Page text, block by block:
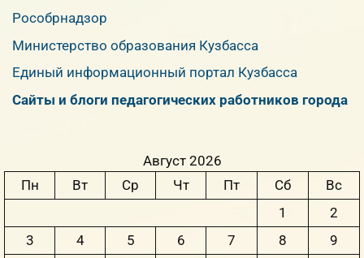
Рособрнадзор
Министерство образования Кузбасса
Единый информационный портал Кузбасса
Сайты и блоги педагогических работников города
Август 2026
Пн
Вт Ср Чт Пт Сб
Вс
1
2
3
4 5 6 7 8
9